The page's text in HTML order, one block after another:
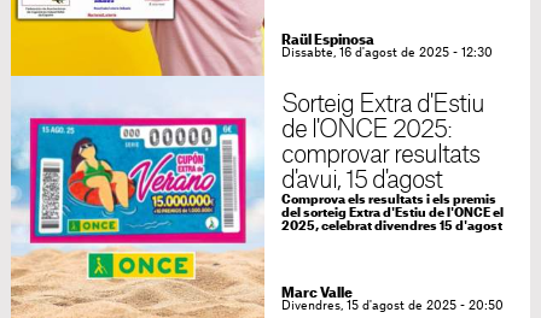
Raül Espinosa
Dissabte, 16 d'agost de 2025 - 12:30
Sorteig Extra d'Estiu
de l'ONCE 2025:
comprovar resultats
d'avui, 15 d'agost
Comprova els resultats i els premis
del sorteig Extra d'Estiu de l'ONCE el
2025, celebrat divendres 15 d'agost
Marc Valle
Divendres, 15 d'agost de 2025 - 20:50